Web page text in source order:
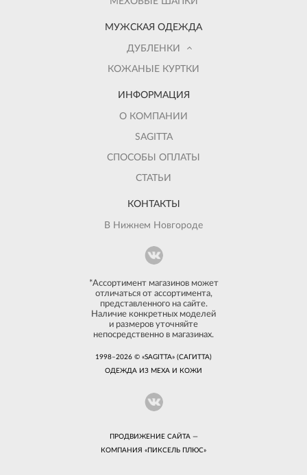
МУЖСКАЯ ОДЕЖДА
ДУБЛЕНКИ
КОЖАНЫЕ КУРТКИ
ИНФОРМАЦИЯ
О КОМПАНИИ
SAGITTA
СПОСОБЫ ОПЛАТЫ
СТАТЬИ
КОНТАКТЫ
В Нижнем Новгороде
*Ассортимент магазинов может
отличаться от ассортимента,
представленного на сайте.
Наличие конкретных моделей
и размеров уточняйте
непосредственно в магазинах.
1998–2026 © «SAGITTA» (САГИТТА)
ОДЕЖДА ИЗ МЕХА И КОЖИ
ПРОДВИЖЕНИЕ САЙТА —
КОМПАНИЯ « ПИКСЕЛЬ ПЛЮС»